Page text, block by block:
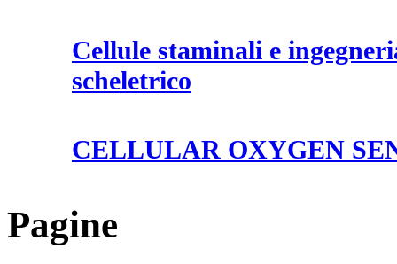
Cellule staminali e
scheletrico
CELLULAR OXYGEN
Pagine